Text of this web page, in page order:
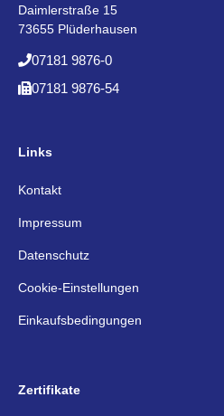
Daimlerstraße 15
73655 Plüderhausen
07181 9876-0
07181 9876-54
Links
Kontakt
Impressum
Datenschutz
Cookie-Einstellungen
Einkaufsbedingungen
Zertifikate